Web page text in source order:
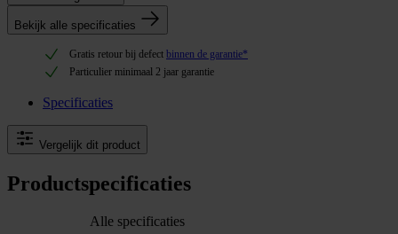
Bekijk alle specificaties
Gratis retour bij defect binnen de garantie*
Particulier minimaal 2 jaar garantie
Specificaties
Vergelijk dit product
Productspecificaties
Alle specificaties